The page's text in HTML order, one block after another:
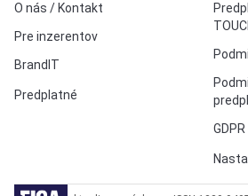
O nás / Kontakt
Pre inzerentov
BrandIT
Predplatné
GDPR